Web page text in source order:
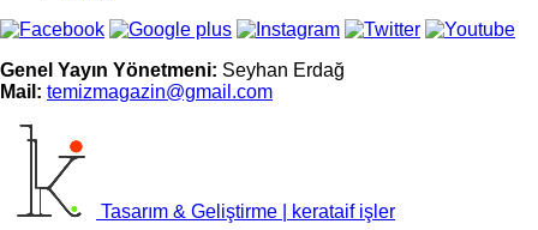
Genel Yayın Yönetmeni: Seyhan Erdağ
Mail: temizmagazin@gmail.com
Tasarım & Geliştirme | kerataif işler